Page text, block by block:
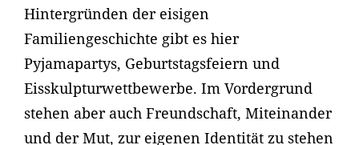
Hintergründen der eisigen
Familiengeschichte gibt es hier
Pyjamapartys, Geburtstagsfeiern und
Eisskulpturwettbewerbe. Im Vordergrund
stehen aber auch Freundschaft, Miteinander
und der Mut, zur eigenen Identität zu stehen